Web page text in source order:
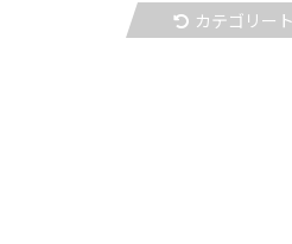
カテゴリー